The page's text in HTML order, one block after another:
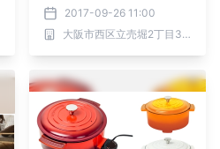
や 利便性にこだわったヒ
ーター・加湿器を 9月下旬
より順次新発売！
2017-09-26 11:00
大阪市西区立売堀2丁目3番16号 株式会社山善 (証券コード：8051)